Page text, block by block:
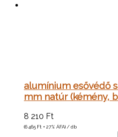
alumínium esővédő
mm natúr (kémény,
8 210 Ft
(6 465 Ft + 27% ÁFA) / db